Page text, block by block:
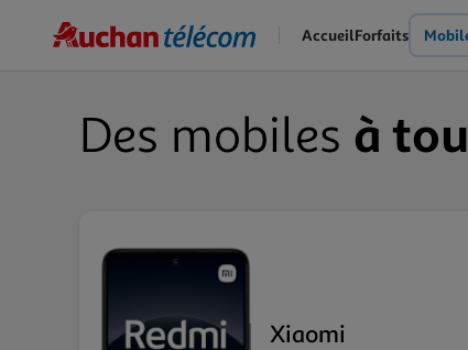
main
AccueilForfaits
Des mobiles à
Xiaomi